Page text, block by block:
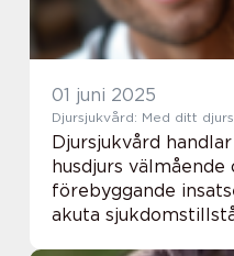
01 juni 2025
Djursjukvård: Med ditt
Djursjukvård
husdjurs
förebyggande
akuta